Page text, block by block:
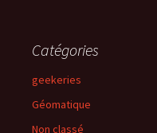
Catégories
geekeries
Géomatique
Non classé